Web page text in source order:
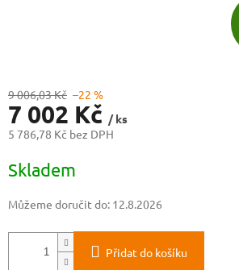
9 006,03 Kč –22 %
7 002 Kč / ks
5 786,78 Kč bez DPH
cena:
Skladem
Můžeme doručit do: 12.8.2026
Přidat do košíku